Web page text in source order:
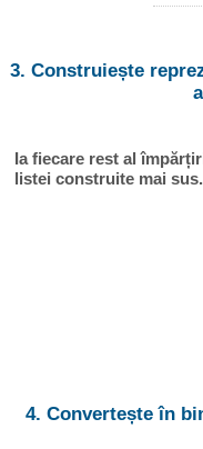
3. Construiește
Ia fiecare rest al
listei construite mai sus.
4. Convertește în